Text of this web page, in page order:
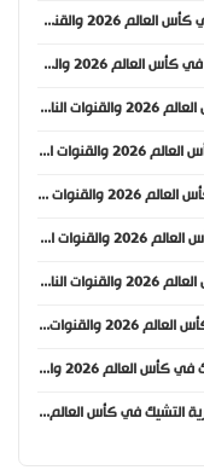
موعد مباراة إسبانيا والرأس الأخضر في كأس العالم 2026 والقنوات الناقلة
موعد مباراة ساحل العاج والإكوادور في كأس العالم 2026 والقنوات الناقلة
موعد مباراة أستراليا وتركيا في كأس العالم 2026 والقنوات الناقلة
موعد مباراة ألمانيا وكوراساو في كأس العالم 2026 والقنوات الناقلة
موعد مباراة هايتي واسكتلندا في كأس العالم 2026 والقنوات الناقلة
موعد مباراة البرازيل والمغرب في كأس العالم 2026 والقنوات الناقلة
موعد مباراة قطر وسويسرا في كأس العالم 2026 والقنوات الناقلة
موعد مباراة أمريكا والباراغواي في كأس العالم 2026 والقنوات الناقلة
موعد مباراة كندا والبوسنة والهرسك في كأس العالم 2026 والقنوات الناقلة
موعد مباراة كوريا الجنوبية وجمهورية التشيك في كأس العالم 2026 والقنوات الناقلة